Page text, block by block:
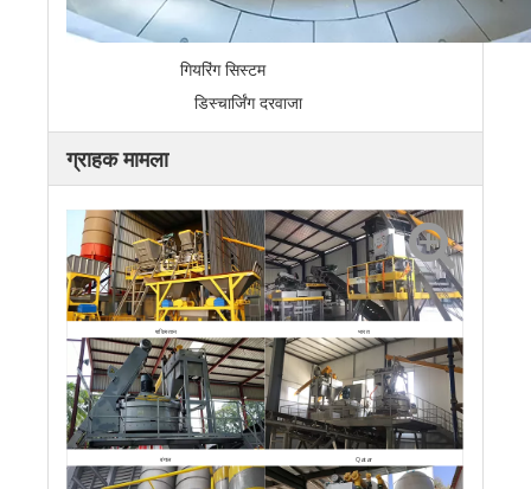
गियरिंग सिस्टम
डिस्चार्जिंग दरवाजा
ग्राहक मामला
पाकिस्तान भारत
बंगाल Qatar